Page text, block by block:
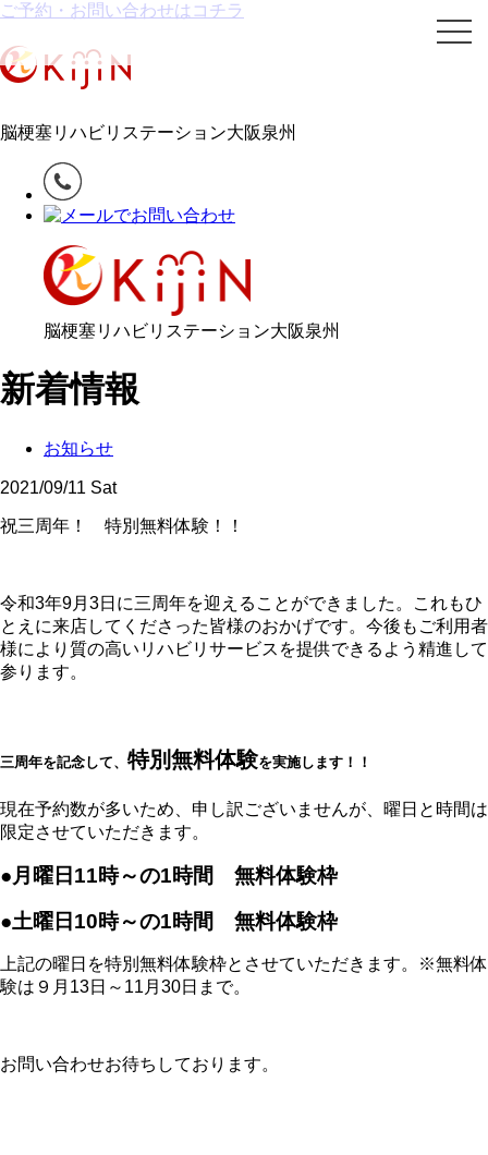
ご予約・お問い合わせはコチラ
脳梗塞リハビリステーション大阪泉州
脳梗塞リハビリステーション大阪泉州
新着情報
お知らせ
2021/09/11 Sat
祝三周年！ 特別無料体験！！
令和3年9月3日に三周年を迎えることができました。これもひ
とえに来店してくださった皆様のおかげです。今後もご利用者
様により質の高いリハビリサービスを提供できるよう精進して
参ります。
三周年を記念して、 特別無料体験を実施します！！
現在予約数が多いため、申し訳ございませんが、曜日と時間は
限定させていただきます。
●月曜日11時～の1時間 無料体験枠
●土曜日10時～の1時間 無料体験枠
上記の曜日を特別無料体験枠とさせていただきます。※無料体
験は９月13日～11月30日まで。
お問い合わせお待ちしております。